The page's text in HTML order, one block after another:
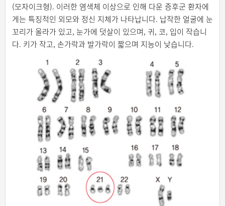
(모자이크형). 이러한 염색체 이상으로 인해 다운 증후군 환자에
게는 특징적인 외모와 정신 지체가 나타납니다. 납작한 얼굴에 눈
꼬리가 올라가 있고, 눈가에 덧살이 있으며, 귀, 코, 입이 작습니
다. 키가 작고, 손가락과 발가락이 짧으며 지능이 낮습니다.